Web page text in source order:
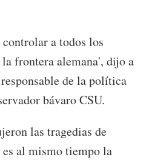
a todos los
frontera alemana', dijo a
de la política
bávaro CSU.
las tragedias de
al mismo tiempo la